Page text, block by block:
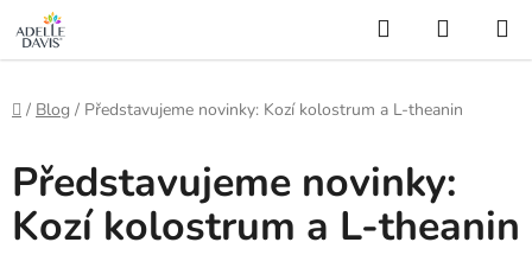
gtag('config', 'AW-16507905706');
Přejít
na
Hledat
KOŠÍK
Domů
/ Blog / Představujeme novinky: Kozí kolostrum a L-theanin
Představujeme novinky:
Kozí kolostrum a L-theanin